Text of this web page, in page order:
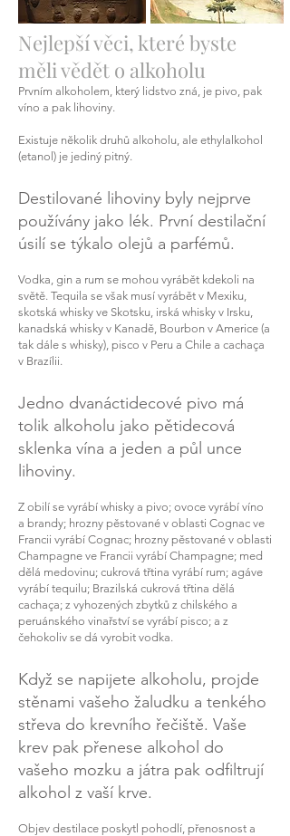
Nejlepší věci, které byste
měli vědět o alkoholu
Prvním alkoholem, který lidstvo zná, je pivo, pak
víno a pak lihoviny.
Existuje několik druhů alkoholu, ale ethylalkohol
(etanol) je jediný pitný.
Destilované lihoviny byly nejprve
používány jako lék. První destilační
úsilí se týkalo olejů a parfémů.
Vodka, gin a rum se mohou vyrábět kdekoli na
světě. Tequila se však musí vyrábět v Mexiku,
skotská whisky ve Skotsku, irská whisky v Irsku,
kanadská whisky v Kanadě, Bourbon v Americe (a
tak dále s whisky), pisco v Peru a Chile a cachaça
v Brazílii.
Jedno dvanáctidecové pivo má
tolik alkoholu jako pětidecová
sklenka vína a jeden a půl unce
lihoviny.
Z obilí se vyrábí whisky a pivo; ovoce vyrábí víno
a brandy; hrozny pěstované v oblasti Cognac ve
Francii vyrábí Cognac; hrozny pěstované v oblasti
Champagne ve Francii vyrábí Champagne; med
dělá medovinu; cukrová třtina vyrábí rum; agáve
vyrábí tequilu; Brazilská cukrová třtina dělá
cachaça; z vyhozených zbytků z chilského a
peruánského vinařství se vyrábí pisco; a z
čehokoliv se dá vyrobit vodka.
Když se napijete alkoholu, projde
stěnami vašeho žaludku a tenkého
střeva do krevního řečiště. Vaše
krev pak přenese alkohol do
vašeho mozku a játra pak odfiltrují
alkohol z vaší krve.
Objev destilace poskytl pohodlí, přenosnost a